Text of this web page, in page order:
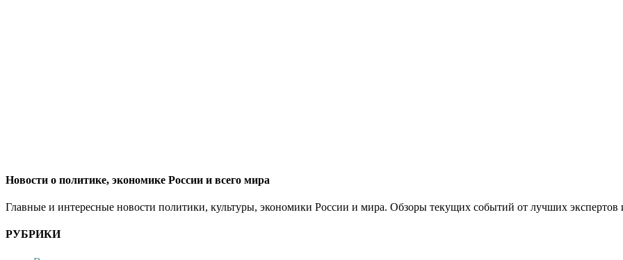
Новости о политике, экономике России и всего мира
Главные и интересные новости политики, культуры, экономики России и мира. Обзоры текущих событий от лучших экспертов
РУБРИКИ